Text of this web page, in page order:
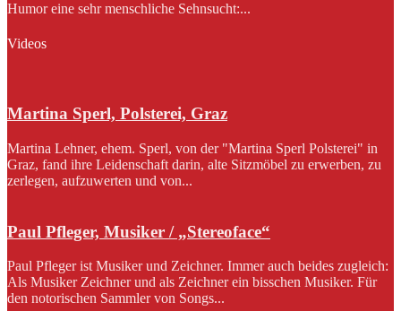
Humor eine sehr menschliche Sehnsucht:...
Videos
Martina Sperl, Polsterei, Graz
Martina Lehner, ehem. Sperl, von der "Martina Sperl Polsterei" in
Graz, fand ihre Leidenschaft darin, alte Sitzmöbel zu erwerben, zu
zerlegen, aufzuwerten und von...
Paul Pfleger, Musiker / „Stereoface“
Paul Pfleger ist Musiker und Zeichner. Immer auch beides zugleich:
Als Musiker Zeichner und als Zeichner ein bisschen Musiker. Für
den notorischen Sammler von Songs...